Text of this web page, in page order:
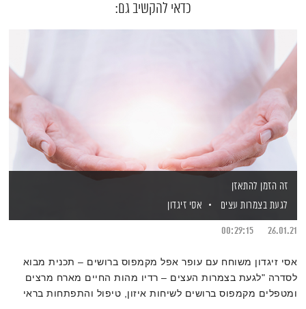
כדאי להקשיב גם:
זה הזמן להתאזן
לגעת בצמרות עצים
אסי זיגדון
26.01.21
00:29:15
אסי זיגדון משוחח עם עופר אפל מקמפוס ברושים – תכנית מבוא
לסדרה "לגעת בצמרות העצים – רדיו מהות החיים מארח מרצים
ומטפלים מקמפוס ברושים לשיחות איזון, טיפול והתפתחות בראי